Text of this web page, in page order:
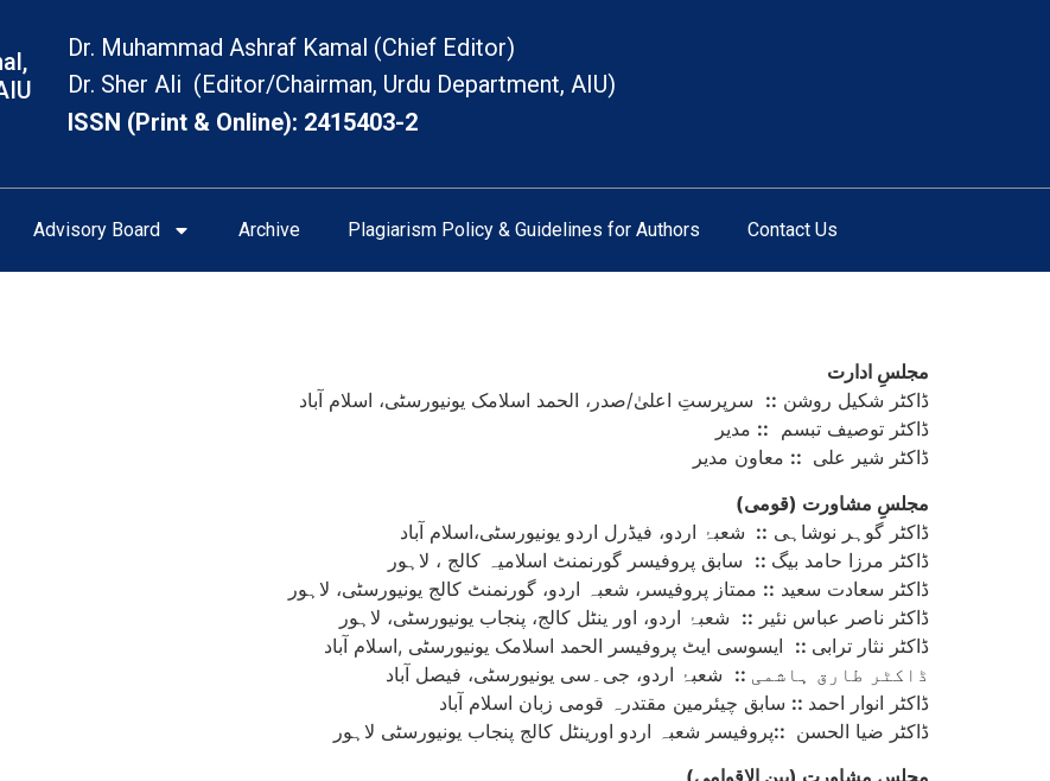
Dr. Muhammad Ashraf Kamal (Chief Editor)
Dr. Sher Ali (Editor/Chairman, Urdu Department, AIU)
ISSN (Print & Online): 2415403-2
Advisory Board Archive Plagiarism Policy & Guidelines for Authors Contact Us
مجلسِ ادارت
ڈاکٹر شکیل روشن :: سرپرستِ اعلیٰ/صدر، الحمد اسلامک یونیورسٹی، اسلام آباد
ڈاکٹر توصیف تبسم :: مدیر
ڈاکٹر شیر علی :: معاون مدیر
(مجلسِ مشاورت (قومی
ڈاکٹر گوہر نوشاہی :: شعبۂ اردو، فیڈرل اردو یونیورسٹی،اسلام آباد
ڈاکٹر مرزا حامد بیگ :: سابق پروفیسر گورنمنٹ اسلامیہ کالج ، لاہور
ڈاکٹر سعادت سعید :: ممتاز پروفیسر، شعبہ اردو، گورنمنٹ کالج یونیورسٹی، لاہور
ڈاکٹر ناصر عباس نئیر :: شعبۂ اردو، اور ینٹل کالج، پنجاب یونیورسٹی، لاہور
ڈاکٹر نثار ترابی :: ایسوسی ایٹ پروفیسر الحمد اسلامک یونیورسٹی ,اسلام آباد
ڈاکٹر طارق ہاشمی :: شعبۂ اردو، جی۔سی یونیورسٹی، فیصل آباد
ڈاکٹر انوار احمد :: سابق چیئرمین مقتدرہ قومی زبان اسلام آباد
ڈاکٹر ضیا الحسن ::پروفیسر شعبہ اردو اورینٹل کالج پنجاب یونیورسٹی لاہور
(مجلسِ مشاورت (بین الاقوامی